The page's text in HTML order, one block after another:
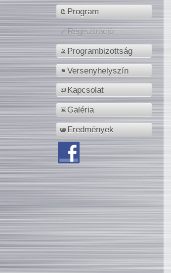
Program
Regisztráció
Programbizottság
Versenyhelyszín
Kapcsolat
Galéria
Eredmények